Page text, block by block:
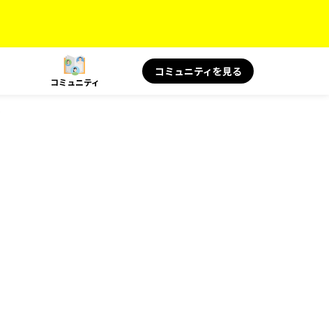
コミュニティ
コミュニティを見る